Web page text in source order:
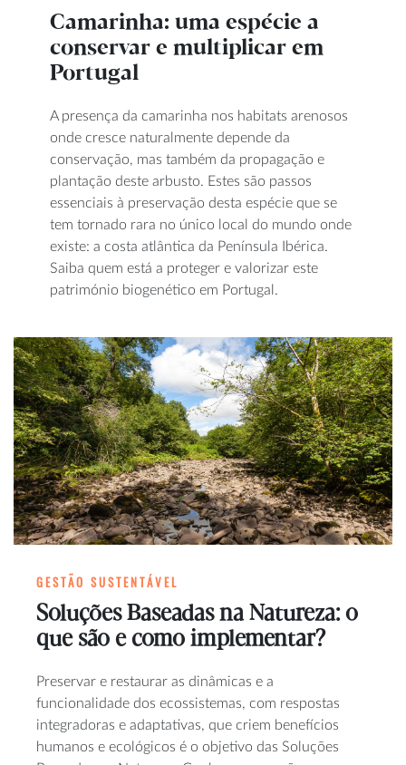
Camarinha: uma espécie a
conservar e multiplicar em
Portugal
A presença da camarinha nos habitats arenosos
onde cresce naturalmente depende da
conservação, mas também da propagação e
plantação deste arbusto. Estes são passos
essenciais à preservação desta espécie que se
tem tornado rara no único local do mundo onde
existe: a costa atlântica da Península Ibérica.
Saiba quem está a proteger e valorizar este
património biogenético em Portugal.
GESTÃO SUSTENTÁVEL
Soluções Baseadas na Natureza: o
que são e como implementar?
Preservar e restaurar as dinâmicas e a
funcionalidade dos ecossistemas, com respostas
integradoras e adaptativas, que criem benefícios
humanos e ecológicos é o objetivo das Soluções